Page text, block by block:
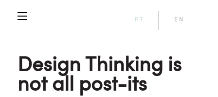
PT EN
Design Thinking is
not all post-its